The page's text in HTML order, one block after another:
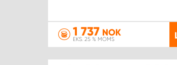
1 737 NOK
EKS. 25 % MOMS